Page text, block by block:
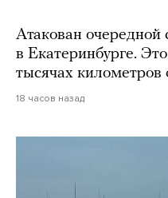
Атакован
в Екатеринбурге.
тысячах километров
18 часов назад